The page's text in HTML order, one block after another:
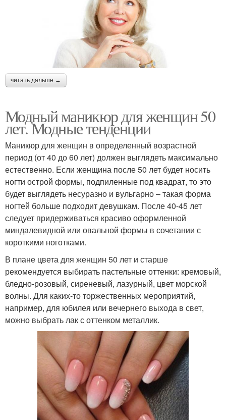
читать дальше →
Модный маникюр для женщин 50
лет. Модные тенденции
Маникюр для женщин в определенный возрастной
период (от 40 до 60 лет) должен выглядеть максимально
естественно. Если женщина после 50 лет будет носить
ногти острой формы, подпиленные под квадрат, то это
будет выглядеть несуразно и вульгарно – такая форма
ногтей больше подходит девушкам. После 40-45 лет
следует придерживаться красиво оформленной
миндалевидной или овальной формы в сочетании с
короткими ноготками.
В плане цвета для женщин 50 лет и старше
рекомендуется выбирать пастельные оттенки: кремовый,
бледно-розовый, сиреневый, лазурный, цвет морской
волны. Для каких-то торжественных мероприятий,
например, для юбилея или вечернего выхода в свет,
можно выбрать лак с оттенком металлик.